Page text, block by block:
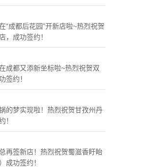
“成都后花园”开新店啦~热烈祝贺
，成功签约！
成都又添新坐标啦~热烈祝贺双
签约！
的梦实现啦！热烈祝贺甘孜州丹
！
再签新店！热烈祝贺蜀滋香盱眙
成功签约！